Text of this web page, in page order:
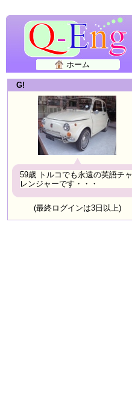
ホーム
G!
59歳 トルコでも永遠の英語チャ
レンジャーです・・・
(最終ログインは3日以上)